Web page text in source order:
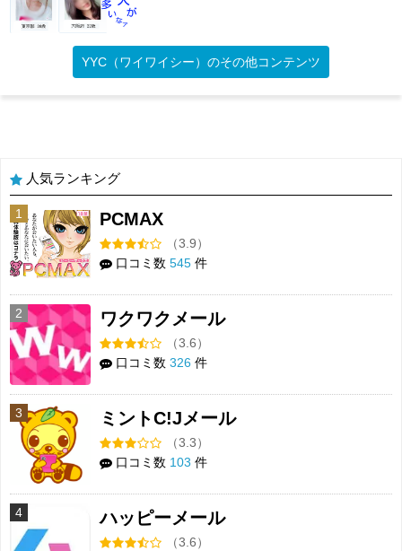
YYC（ワイワイシー）のその他コンテンツ
人気ランキング
1 PCMAX
（3.9）
口コミ数 545 件
2 ワクワクメール
（3.6）
口コミ数 326 件
3 ミントC!Jメール
（3.3）
口コミ数 103 件
4 ハッピーメール
（3.6）